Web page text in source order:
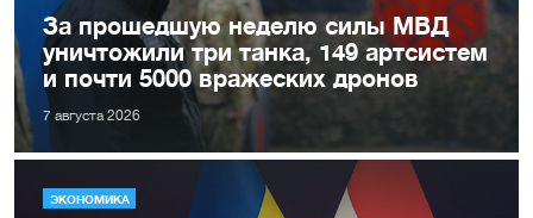
За прошедшую неделю силы МВД
уничтожили три танка, 149 артсистем
и почти 5000 вражеских дронов
7 августа 2026
ЭКОНОМИКА